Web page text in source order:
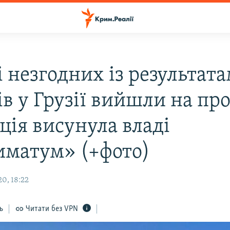
незгодних із
у Грузії вийшли на
висунула владі
(+фото)
18:22
Читати без VPN